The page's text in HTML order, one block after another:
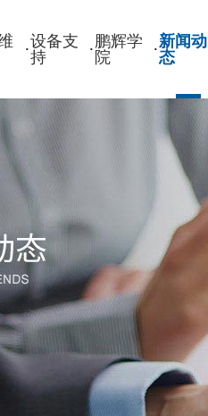
·设备支
持
·鹏辉学
院
·新闻动
态